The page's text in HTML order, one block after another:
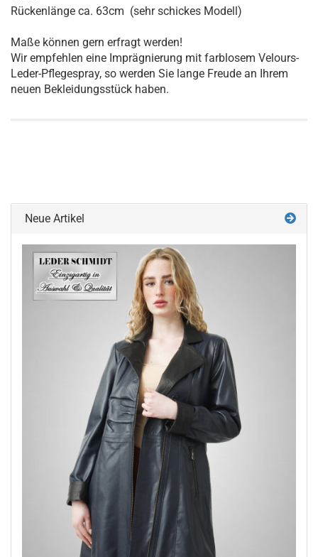
Rückenlänge ca. 63cm (sehr schickes Modell)
Maße können gern erfragt werden!
Wir empfehlen eine Imprägnierung mit farblosem Velours-
Leder-Pflegespray, so werden Sie lange Freude an Ihrem
neuen Bekleidungsstück haben.
Neue Artikel